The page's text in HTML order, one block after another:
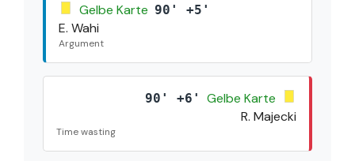
Gelbe Karte 90' +5'
E. Wahi
Argument
90' +6'
Gelbe Karte
R. Majecki
Time wasting